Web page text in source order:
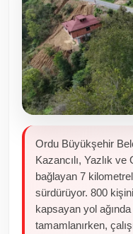
Kamu Kurumları ve
Resmi Reklamlar
Ordu Büyükşehir
Kazancılı, Yazlık
bağlayan 7
sürdürüyor. 800
kapsayan yol
tamamlanırken,